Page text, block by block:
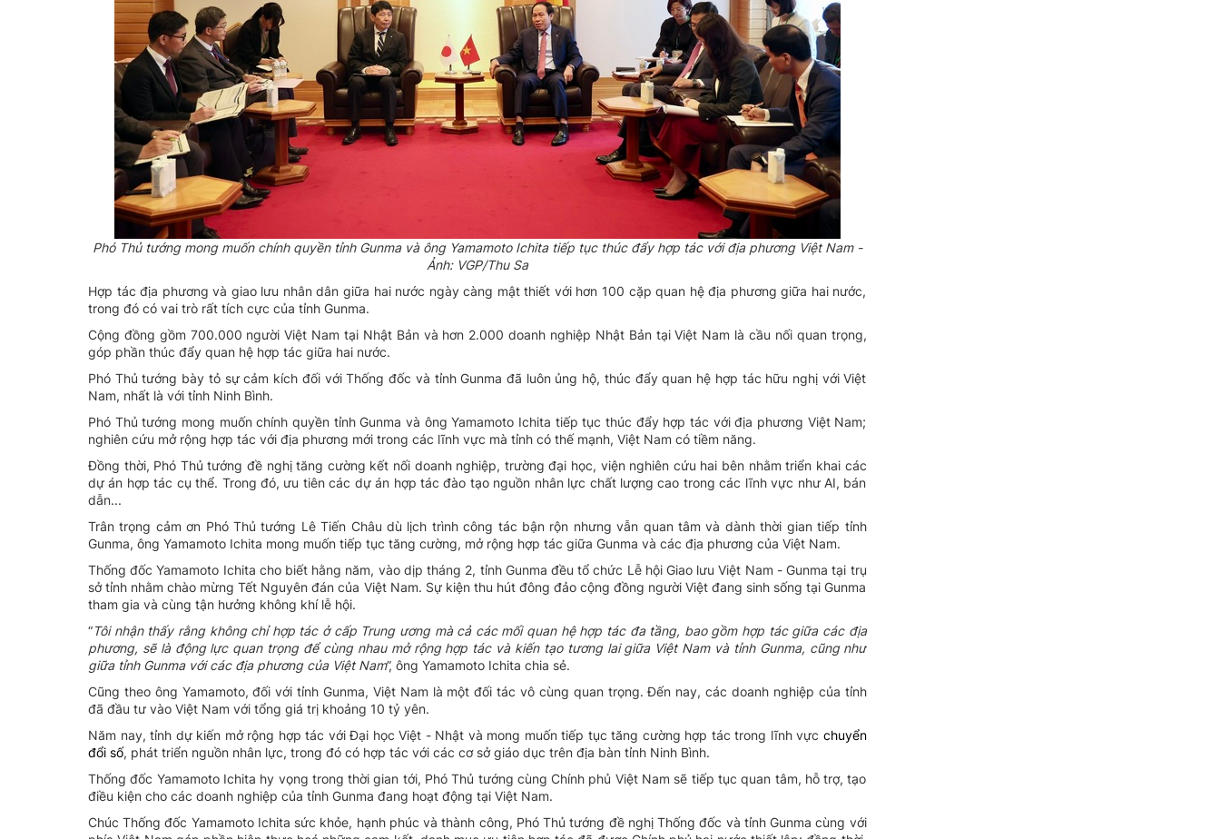
Phó Thủ tướng mong muốn chính quyền tỉnh Gunma và ông Yamamoto Ichita tiếp tục thúc đẩy hợp tác với địa phương Việt Nam -
Ảnh: VGP/Thu Sa
Hợp tác địa phương và giao lưu nhân dân giữa hai nước ngày càng mật thiết với hơn 100 cặp quan hệ địa phương giữa hai nước,
trong đó có vai trò rất tích cực của tỉnh Gunma.
Cộng đồng gồm 700.000 người Việt Nam tại Nhật Bản và hơn 2.000 doanh nghiệp Nhật Bản tại Việt Nam là cầu nối quan trọng,
góp phần thúc đẩy quan hệ hợp tác giữa hai nước.
Phó Thủ tướng bày tỏ sự cảm kích đối với Thống đốc và tỉnh Gunma đã luôn ủng hộ, thúc đẩy quan hệ hợp tác hữu nghị với Việt
Nam, nhất là với tỉnh Ninh Bình.
Phó Thủ tướng mong muốn chính quyền tỉnh Gunma và ông Yamamoto Ichita tiếp tục thúc đẩy hợp tác với địa phương Việt Nam;
nghiên cứu mở rộng hợp tác với địa phương mới trong các lĩnh vực mà tỉnh có thế mạnh, Việt Nam có tiềm năng.
Đồng thời, Phó Thủ tướng đề nghị tăng cường kết nối doanh nghiệp, trường đại học, viện nghiên cứu hai bên nhằm triển khai các
dự án hợp tác cụ thể. Trong đó, ưu tiên các dự án hợp tác đào tạo nguồn nhân lực chất lượng cao trong các lĩnh vực như AI, bán
dẫn...
Trân trọng cảm ơn Phó Thủ tướng Lê Tiến Châu dù lịch trình công tác bận rộn nhưng vẫn quan tâm và dành thời gian tiếp tỉnh
Gunma, ông Yamamoto Ichita mong muốn tiếp tục tăng cường, mở rộng hợp tác giữa Gunma và các địa phương của Việt Nam.
Thống đốc Yamamoto Ichita cho biết hằng năm, vào dịp tháng 2, tỉnh Gunma đều tổ chức Lễ hội Giao lưu Việt Nam - Gunma tại trụ
sở tỉnh nhằm chào mừng Tết Nguyên đán của Việt Nam. Sự kiện thu hút đông đảo cộng đồng người Việt đang sinh sống tại Gunma
tham gia và cùng tận hưởng không khí lễ hội.
“Tôi nhận thấy rằng không chỉ hợp tác ở cấp Trung ương mà cả các mối quan hệ hợp tác đa tầng, bao gồm hợp tác giữa các địa
phương, sẽ là động lực quan trọng để cùng nhau mở rộng hợp tác và kiến tạo tương lai giữa Việt Nam và tỉnh Gunma, cũng như
giữa tỉnh Gunma với các địa phương của Việt Nam”, ông Yamamoto Ichita chia sẻ.
Cũng theo ông Yamamoto, đối với tỉnh Gunma, Việt Nam là một đối tác vô cùng quan trọng. Đến nay, các doanh nghiệp của tỉnh
đã đầu tư vào Việt Nam với tổng giá trị khoảng 10 tỷ yên.
Năm nay, tỉnh dự kiến mở rộng hợp tác với Đại học Việt - Nhật và mong muốn tiếp tục tăng cường hợp tác trong lĩnh vực chuyển
đổi số, phát triển nguồn nhân lực, trong đó có hợp tác với các cơ sở giáo dục trên địa bàn tỉnh Ninh Bình.
Thống đốc Yamamoto Ichita hy vọng trong thời gian tới, Phó Thủ tướng cùng Chính phủ Việt Nam sẽ tiếp tục quan tâm, hỗ trợ, tạo
điều kiện cho các doanh nghiệp của tỉnh Gunma đang hoạt động tại Việt Nam.
Chúc Thống đốc Yamamoto Ichita sức khỏe, hạnh phúc và thành công, Phó Thủ tướng đề nghị Thống đốc và tỉnh Gunma cùng với